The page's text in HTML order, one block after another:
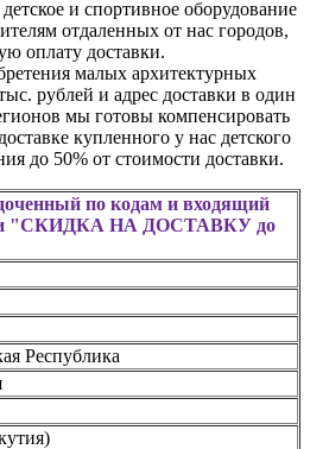
и спортивное оборудование
отдаленных от нас городов,
оплату доставки.
малых архитектурных
рублей и адрес доставки в один
мы готовы компенсировать
купленного у нас детского
до 50% от стоимости доставки.
по кодам и входящий
"СКИДКА НА ДОСТАВКУ до
Республика